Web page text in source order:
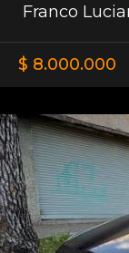
Franco
$ 8.000.000